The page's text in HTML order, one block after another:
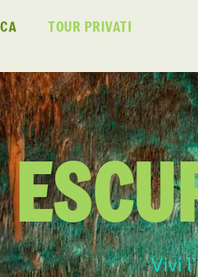
TOUR PRIVATI
Vivi